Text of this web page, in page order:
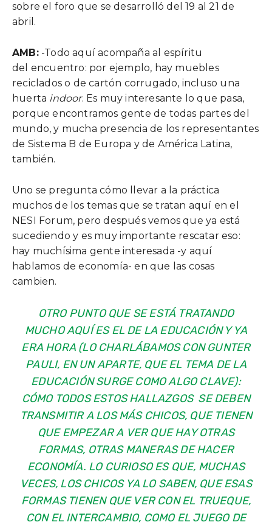
sobre el foro que se desarrolló del 19 al 21 de
abril.
AMB:-Todo aquí acompaña al espíritu
del encuentro: por ejemplo, hay muebles
reciclados o de cartón corrugado, incluso una
huerta indoor. Es muy interesante lo que pasa,
porque encontramos gente de todas partes del
mundo, y mucha presencia de los representantes
de Sistema B de Europa y de América Latina,
también.
Uno se pregunta cómo llevar a la práctica
muchos de los temas que se tratan aquí en el
NESI Forum, pero después vemos que ya está
sucediendo y es muy importante rescatar eso:
hay muchísima gente interesada -y aquí
hablamos de economía- en que las cosas
cambien.
OTRO PUNTO QUE SE ESTÁ TRATANDO
MUCHO AQUÍ ES EL DELA EDUCACIÓNY YA
ERA HORA (LO CHARLÁBAMOS CON GUNTER
PAULI, EN UN APARTE, QUE EL TEMA DE LA
EDUCACIÓN SURGE COMO ALGO CLAVE):
CÓMO TODOS ESTOS HALLAZGOS SE DEBEN
TRANSMITIR A LOS MÁS CHICOS, QUE TIENEN
QUE EMPEZAR A VER QUE HAY OTRAS
FORMAS, OTRAS MANERAS DE HACER
ECONOMÍA. LO CURIOSO ES QUE, MUCHAS
VECES, LOS CHICOS YA LO SABEN, QUE ESAS
FORMAS TIENEN QUE VER CON EL TRUEQUE,
CON EL INTERCAMBIO, COMO EL JUEGO DE